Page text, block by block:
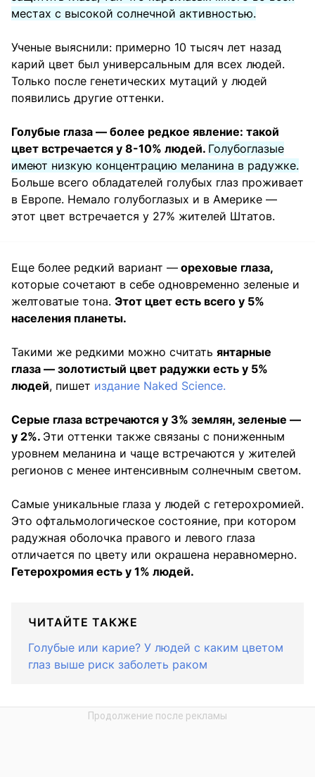
местах с высокой солнечной активностью.
Ученые выяснили: примерно 10 тысяч лет назад
карий цвет был универсальным для всех людей.
Только после генетических мутаций у людей
появились другие оттенки.
Голубые глаза — более редкое явление: такой
цвет встречается у 8-10% людей. Голубоглазые
имеют низкую концентрацию меланина в радужке.
Больше всего обладателей голубых глаз проживает
в Европе. Немало голубоглазых и в Америке —
этот цвет встречается у 27% жителей Штатов.
Еще более редкий вариант — ореховые глаза,
которые сочетают в себе одновременно зеленые и
желтоватые тона. Этот цвет есть всего у 5%
населения планеты.
Такими же редкими можно считать янтарные
глаза — золотистый цвет радужки есть у 5%
людей, пишет издание Naked Science.
Серые глаза встречаются у 3% землян, зеленые —
у 2%. Эти оттенки также связаны с пониженным
уровнем меланина и чаще встречаются у жителей
регионов с менее интенсивным солнечным светом.
Самые уникальные глаза у людей с гетерохромией.
Это офтальмологическое состояние, при котором
радужная оболочка правого и левого глаза
отличается по цвету или окрашена неравномерно.
Гетерохромия есть у 1% людей.
ЧИТАЙТЕ ТАКЖЕ
Голубые или карие? У людей с каким цветом
глаз выше риск заболеть раком